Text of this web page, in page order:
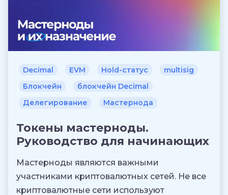
Decimal EVM Hold-статус
multisig
Блокчейн
блокчейн Decimal
Делегирование
Мастернода
Токены мастерноды.
Руководство для начинающих
Мастерноды являются важными
участниками криптовалютных сетей. Не все
криптовалютные сети используют